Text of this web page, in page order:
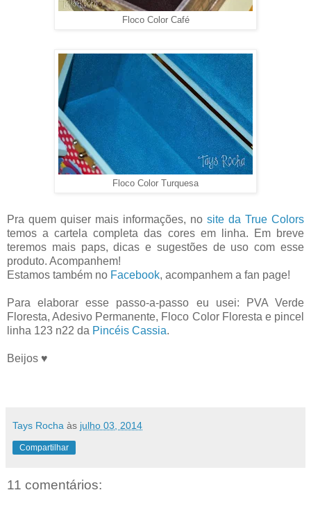
Floco Color Café
Floco Color Turquesa
Pra quem quiser mais informações, no site da True Colors
temos a cartela completa das cores em linha. Em breve
teremos mais paps, dicas e sugestões de uso com esse
produto. Acompanhem!
Estamos também no Facebook, acompanhem a fan page!
Para elaborar esse passo-a-passo eu usei: PVA Verde
Floresta, Adesivo Permanente, Floco Color Floresta e pincel
linha 123 n22 da Pincéis Cassia.
Beijos ♥
Tays Rocha às julho 03, 2014
Compartilhar
11 comentários: